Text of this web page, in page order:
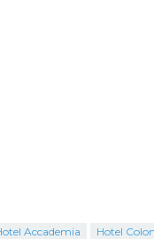
Accademia Hotel